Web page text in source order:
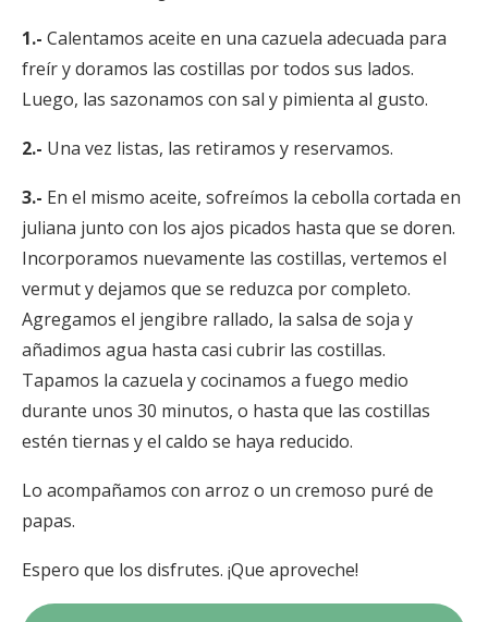
1.- Calentamos aceite en una cazuela adecuada para
freír y doramos las costillas por todos sus lados.
Luego, las sazonamos con sal y pimienta al gusto.
2.- Una vez listas, las retiramos y reservamos.
3.- En el mismo aceite, sofreímos la cebolla cortada en
juliana junto con los ajos picados hasta que se doren.
Incorporamos nuevamente las costillas, vertemos el
vermut y dejamos que se reduzca por completo.
Agregamos el jengibre rallado, la salsa de soja y
añadimos agua hasta casi cubrir las costillas.
Tapamos la cazuela y cocinamos a fuego medio
durante unos 30 minutos, o hasta que las costillas
estén tiernas y el caldo se haya reducido.
Lo acompañamos con arroz o un cremoso puré de
papas.
Espero que los disfrutes. ¡Que aproveche!